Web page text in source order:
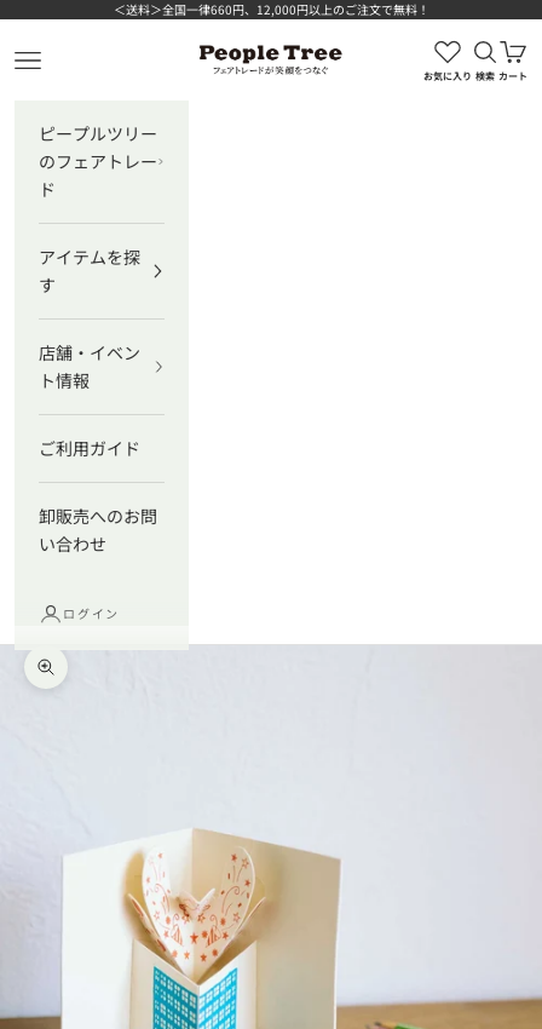
コンテンツへスキップ＜送料＞全国一律660円、12,000円以上のご注文で無料！
ピープルツリー公式オンラインショップ
メニューを開く
お気に入り
検索を
検索
カ
カート
ピープルツリー
のフェアトレー
ド
アイテムを探
す
店舗・イベン
ト情報
ご利用ガイド
卸販売へのお問
い合わせ
ログイン
ズームイン